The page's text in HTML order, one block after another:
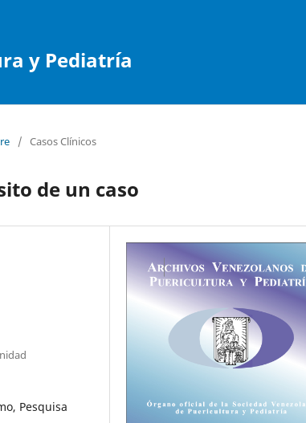
y Pediatría
/ Casos Clínicos
de un caso
Pesquisa